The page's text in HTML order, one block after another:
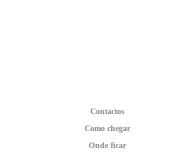
Contactos
Como chegar
Onde ficar